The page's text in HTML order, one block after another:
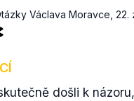
Václava Moravce 22.
došli k